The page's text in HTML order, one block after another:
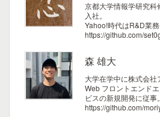
京都大学情報学研究科
入社。
Yahoo!時代はR&D業務
https://github.com/
森 雄大
大学在学中に株式会社
Web フロントエンド
ビスの新規開発に従事。
https://github.com/